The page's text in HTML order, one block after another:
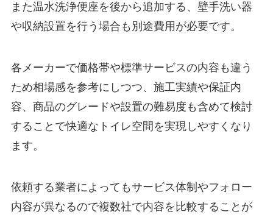
また温水洗浄便座を後から追加する、壁手洗い器
や収納設置を行う場合も別途費用が必要です。
各メーカーで価格帯や標準サービスの内容も違う
ため相場感を参考にしつつ、施工実績や保証内
容、商品のグレードや設置の難易度も含めて検討
することで快適なトイレ空間を実現しやすくなり
ます。
依頼する業者によってもサービス体制やフォロー
内容が異なるので複数社で内容を比較することが